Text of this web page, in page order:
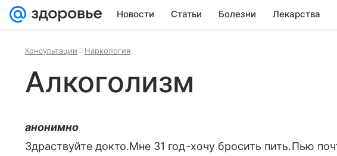
Новости Статьи Болезни Лекарства
Консультации Наркология
Алкоголизм
анонимно
Здраствуйте докто.Мне 31 год-хочу бросить пить.Пью